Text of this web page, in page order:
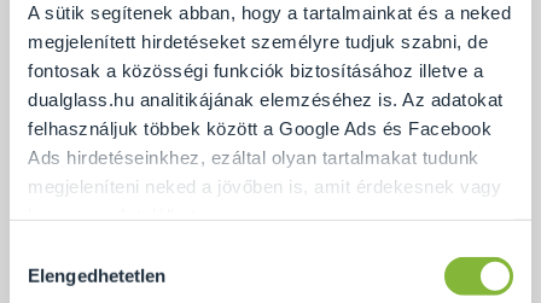
A sütik segítenek abban, hogy a tartalmainkat és a neked
megjelenített hirdetéseket személyre tudjuk szabni, de
fontosak a közösségi funkciók biztosításához illetve a
dualglass.hu analitikájának elemzéséhez is. Az adatokat
felhasználjuk többek között a Google Ads és Facebook
Ads hirdetéseinkhez, ezáltal olyan tartalmakat tudunk
megjeleníteni neked a jövőben is, amit érdekesnek vagy
Ennek a biztosításához
arra kérünk, hogy engedd meg
kiválasztása
Elengedhetetlen
Az S8-as típusú, két üvegajtóval ellátott
zuhanykabin két darab, fix üvegről nyíló
zuhanyajtóból áll, amely a sarkakon nyílik. A kétajtós
elrendezésnek köszönhetően ez a kabin típus ideális
megoldás lehet akár kis és/vagy akadálymentesített
fürdőszobákban is.
fokban, fehér mágneses PVC vízzáró profillal